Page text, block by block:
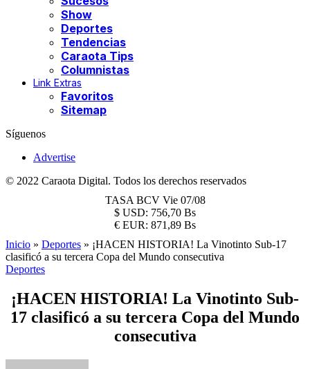
Show
Deportes
Tendencias
Caraota Tips
Columnistas
Link Extras
Favoritos
Sitemap
Síguenos
Advertise
© 2022 Caraota Digital. Todos los derechos reservados
TASA BCV Vie 07/08
$ USD: 756,70 Bs
€ EUR: 871,89 Bs
Inicio » Deportes » ¡HACEN HISTORIA! La Vinotinto Sub-17
clasificó a su tercera Copa del Mundo consecutiva
Deportes
¡HACEN HISTORIA! La Vinotinto Sub-
17 clasificó a su tercera Copa del Mundo
consecutiva